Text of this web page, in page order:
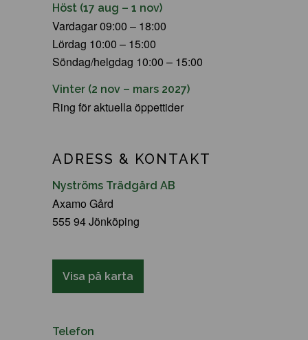
Höst (17 aug – 1 nov)
Vardagar 09:00 – 18:00
Lördag 10:00 – 15:00
Söndag/helgdag 10:00 – 15:00
Vinter (2 nov – mars 2027)
Ring för aktuella öppettider
ADRESS & KONTAKT
Nyströms Trädgård AB
Axamo Gård
555 94 Jönköping
Visa på karta
Telefon